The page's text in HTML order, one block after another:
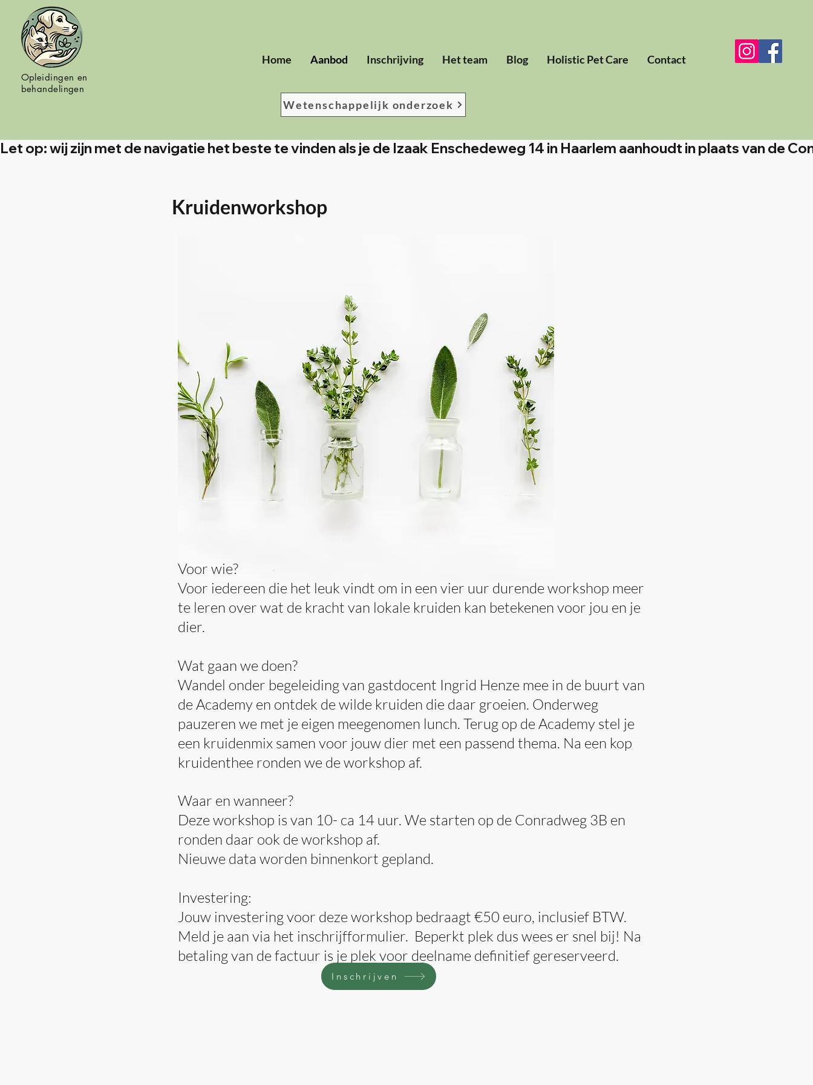
Opleidingen en
behandelingen
Home Aanbod Inschrijving Het team Blog Holistic Pet Care Contact
Wetenschappelijk onderzoek
Let op: wij zijn met de navigatie het beste te vinden als je de Izaak Enschedeweg 14 in Haarlem aanhoudt in plaats van
Kruidenworkshop
Voor wie?
Voor iedereen die het leuk vindt om in een vier uur durende workshop meer
te leren over wat de kracht van lokale kruiden kan betekenen voor jou en je
dier.
​Wat gaan we doen?
Wandel onder begeleiding van gastdocent Ingrid Henze mee in de buurt van
de Academy en ontdek de wilde kruiden die daar groeien. Onderweg
pauzeren we met je eigen meegenomen lunch. Terug op de Academy stel je
een kruidenmix samen voor jouw dier met een passend thema. Na een kop
kruidenthee ronden we de workshop af.
Waar en wanneer?
Deze workshop is van 10- ca 14 uur. We starten op de Conradweg 3B en
ronden daar ook de workshop af.
Nieuwe data worden binnenkort gepland.
Investering:
Jouw investering voor deze workshop bedraagt €50 euro, inclusief BTW.
Meld je aan via het inschrijfformulier. Beperkt plek dus wees er snel bij! Na
betaling van de factuur is je plek voor deelname definitief gereserveerd.
Inschrijven